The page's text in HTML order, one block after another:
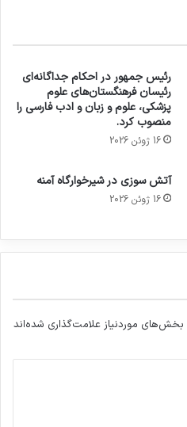
رئیس جمهور در احکام جداگانه‌ای
رئیسان فرهنگستان‌های علوم
پزشکی، علوم و زبان و ادب فارسی را
منصوب کرد.
16 ژوئن 2026
آتش سوزی در شیرخوارگاه آمنه
16 ژوئن 2026
بخش‌های موردنیاز علامت‌گذاری شده‌اند